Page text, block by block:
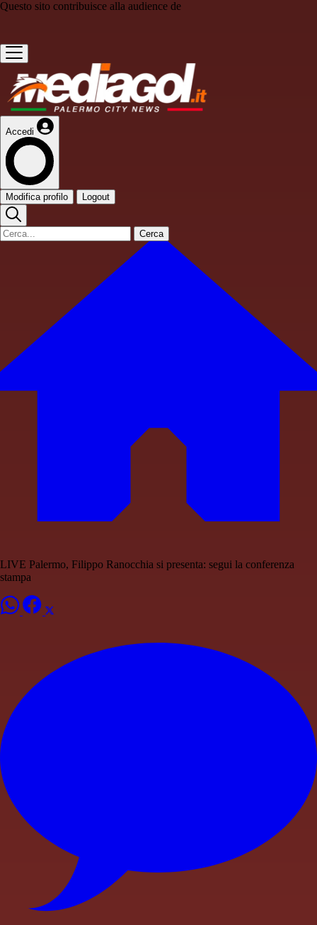
Questo sito contribuisce alla audience de
Accedi
Modifica profilo Logout
Cerca
LIVE Palermo, Filippo Ranocchia si presenta: segui la conferenza
stampa